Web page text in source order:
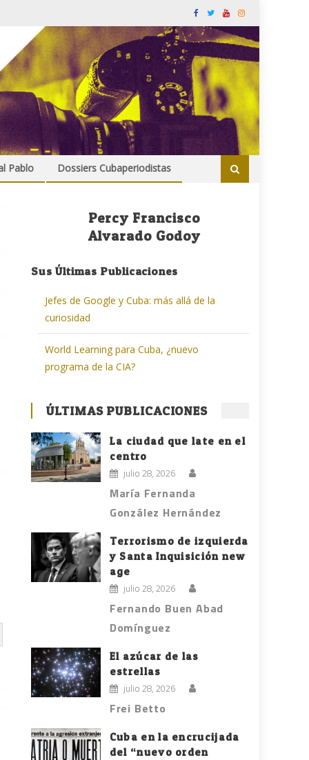
Pablo Dossiers Cubaperiodistas
Percy Francisco
Alvarado Godoy
Sus Últimas Publicaciones
Jefes de Google y Cuba: más allá de la
curiosidad
World Learning para Cuba, ¿nuevo
programa de la CIA?
ÚLTIMAS PUBLICACIONES
La ciudad que late en el
centro
julio 28, 2026
María Fernanda
González Hernández
Terrorismo de izquierda
y Santa Inquisición new
age
julio 28, 2026
Fernando Buen Abad
Domínguez
El azúcar de las
estrellas
julio 28, 2026
Frei Betto
Cuba en la encrucijada
del “nuevo orden